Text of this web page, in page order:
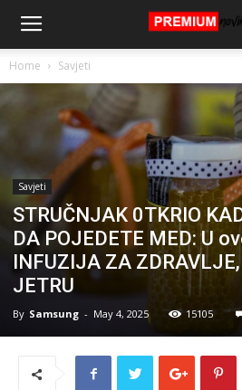
Home Savjeti
Savjeti
STRUČNJAK 0TKRIO
DA POJEDETE MED: U
INFUZIJA ZA
JETRU
By Samsung - May 4, 2025 15105